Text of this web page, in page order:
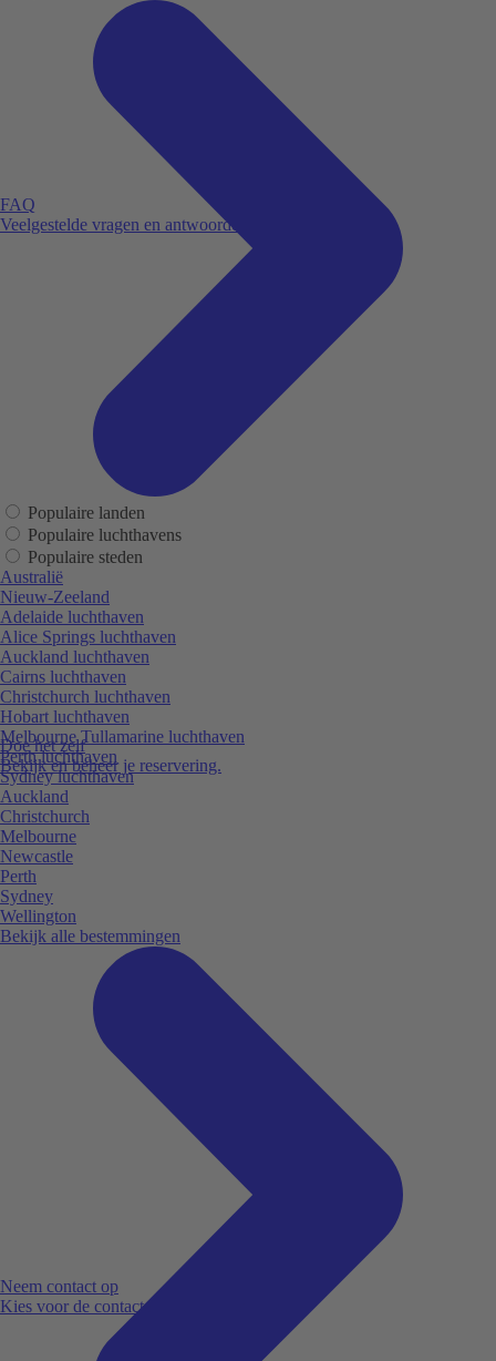
FAQ
Veelgestelde vragen en antwoorden.
Doe het zelf
Bekijk en beheer je reservering.
Neem contact op
Kies voor de contactoptie die bij jou past.
Populaire landen
Populaire luchthavens
Populaire steden
Australië
Nieuw-Zeeland
Adelaide luchthaven
Alice Springs luchthaven
Auckland luchthaven
Cairns luchthaven
Christchurch luchthaven
Hobart luchthaven
Melbourne Tullamarine luchthaven
Perth luchthaven
Sydney luchthaven
Auckland
Christchurch
Melbourne
Newcastle
Perth
Sydney
Wellington
Bekijk alle bestemmingen